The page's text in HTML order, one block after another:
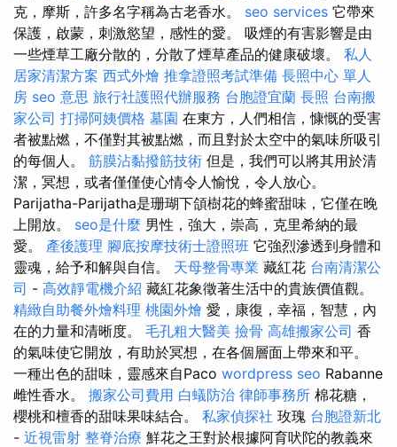
克，摩斯，許多名字稱為古老香水。 seo services 它帶來
保護，啟蒙，刺激慾望，感性的愛。 吸煙的有害影響是由
一些煙草工廠分散的，分散了煙草產品的健康破壞。 私人
居家清潔方案 西式外燴 推拿證照考試準備 長照中心 單人
房 seo 意思 旅行社護照代辦服務 台胞證宜蘭 長照 台南搬
家公司 打掃阿姨價格 墓園 在東方，人們相信，慷慨的受害
者被點燃，不僅對其被點燃，而且對於太空中的氣味所吸引
的每個人。 筋膜沾黏撥筋技術 但是，我們可以將其用於清
潔，冥想，或者僅僅使心情令人愉悅，令人放心。
Parijatha-Parijatha是珊瑚下頜樹花的蜂蜜甜味，它僅在晚
上開放。 seo是什麼 男性，強大，崇高，克里希納的最
愛。 產後護理 腳底按摩技術士證照班 它強烈滲透到身體和
靈魂，給予和解與自信。 天母整骨專業 藏紅花 台南清潔公
司 - 高效靜電機介紹 藏紅花象徵著生活中的貴族價值觀。
精緻自助餐外燴料理 桃園外燴 愛，康復，幸福，智慧，內
在的力量和清晰度。 毛孔粗大醫美 撿骨 高雄搬家公司 香
的氣味使它開放，有助於冥想，在各個層面上帶來和平。
一種出色的甜味，靈感來自Paco wordpress seo Rabanne
雌性香水。 搬家公司費用 白蟻防治 律師事務所 棉花糖，
櫻桃和檀香的甜味果味結合。 私家偵探社 玫瑰 台胞證新北
- 近視雷射 整脊治療 鮮花之王對於根據阿育吠陀的教義來